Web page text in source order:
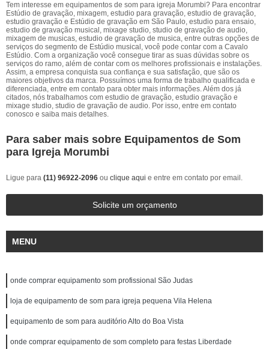
Tem interesse em equipamentos de som para igreja Morumbi? Para encontrar
Estúdio de gravação, mixagem, estudio para gravação, estudio de gravação,
estudio gravação e Estúdio de gravação em São Paulo, estudio para ensaio,
estudio de gravação musical, mixage studio, studio de gravação de audio,
mixagem de musicas, estudio de gravação de musica, entre outras opções de
serviços do segmento de Estúdio musical, você pode contar com a Cavalo
Estúdio. Com a organização você consegue tirar as suas dúvidas sobre os
serviços do ramo, além de contar com os melhores profissionais e instalações.
Assim, a empresa conquista sua confiança e sua satisfação, que são os
maiores objetivos da marca. Possuímos uma forma de trabalho qualificada e
diferenciada, entre em contato para obter mais informações. Além dos já
citados, nós trabalhamos com estudio de gravação, estudio gravação e
mixage studio, studio de gravação de audio. Por isso, entre em contato
conosco e saiba mais detalhes.
Para saber mais sobre Equipamentos de Som
para Igreja Morumbi
Ligue para (11) 96922-2096 ou clique aqui e entre em contato por email.
Solicite um orçamento
MENU
onde comprar equipamento som profissional São Judas
loja de equipamento de som para igreja pequena Vila Helena
equipamento de som para auditório Alto do Boa Vista
onde comprar equipamento de som completo para festas Liberdade